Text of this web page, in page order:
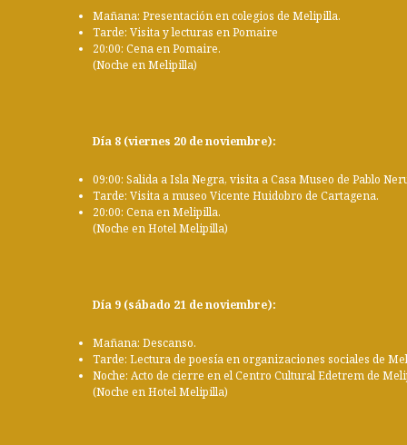
Mañana: Presentación en colegios de Melipilla.
Tarde: Visita y lecturas en Pomaire
20:00: Cena en Pomaire.
(Noche en Melipilla)
Día 8 (viernes 20 de noviembre):
09:00: Salida a Isla Negra, visita a Casa Museo de Pablo
Tarde: Visita a museo Vicente Huidobro de Cartagena.
20:00: Cena en Melipilla.
(Noche en Hotel Melipilla)
Día 9 (sábado 21 de noviembre):
Mañana: Descanso.
Tarde: Lectura de poesía en organizaciones sociales de
Noche: Acto de cierre en el Centro Cultural Edetrem de
(Noche en Hotel Melipilla)